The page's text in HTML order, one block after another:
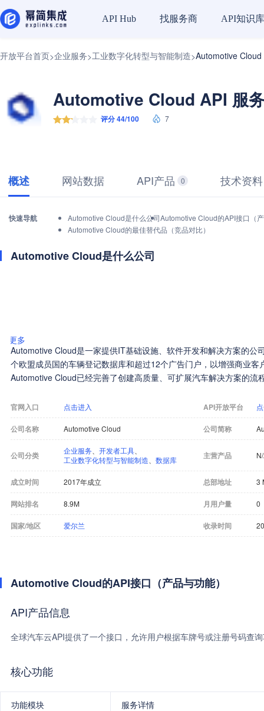
API Hub 找服务商 API知识库
开放平台首页>企业服务>工业数字化转型与智能制造>Automotive
Automotive Cloud API 服
评分 44/100 7
概述 网站数据 API产品 0 技术资料
快速导航 Automotive Cloud是什么公司Automotive Cloud的API接口（
Automotive Cloud的最佳替代品（竞品对比）
Automotive Cloud是什么公司
更多
Automotive Cloud是一家提供IT基础设施、软件开发和解决方案的公
个欧盟成员国的车辆登记数据库和超过12个广告门户，以增强商业
Automotive Cloud已经完善了创建高质量、可扩展汽车解决方案的流
官网入口 点击进入 API开放平台
公司名称 Automotive Cloud 公司简称
公司分类 企业服务 开发者工具
工业数字化转型与智能制造
数据库 主营产品
成立时间 2017年成立 总部地址 3
网站排名 8.9M 月用户量 0
国家/地区 爱尔兰 收录时间
Automotive Cloud的API接口（产品与功能）
API产品信息
全球汽车云API提供了一个接口，允许用户根据车牌号或注册号码查
核心功能
功能模块 服务详情